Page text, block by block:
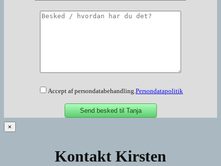
Accept af persondatabehandling. Persondatapolitik
×
Kontakt Kirsten